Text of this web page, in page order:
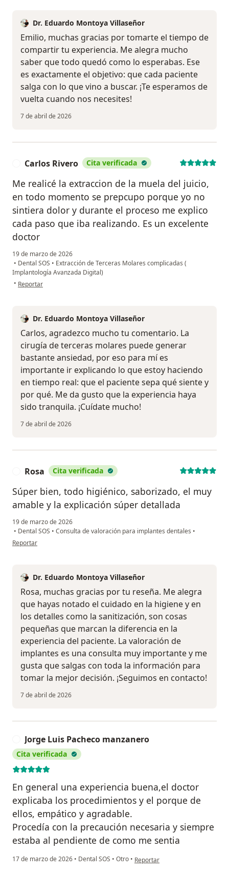
Dr. Eduardo Montoya Villaseñor
Emilio, muchas gracias por tomarte el tiempo de
compartir tu experiencia. Me alegra mucho
saber que todo quedó como lo esperabas. Ese
es exactamente el objetivo: que cada paciente
salga con lo que vino a buscar. ¡Te esperamos de
vuelta cuando nos necesites!
7 de abril de 2026
Carlos Rivero Cita verificada
Me realicé la extraccion de la muela del juicio,
en todo momento se prepcupo porque yo no
sintiera dolor y durante el proceso me explico
cada paso que iba realizando. Es un excelente
doctor
19 de marzo de 2026
• Dental SOS • Extracción de Terceras Molares complicadas (
Implantología Avanzada Digital)
• en opinión del usuario Carlos Rivero
Reportar
Dr. Eduardo Montoya Villaseñor
Carlos, agradezco mucho tu comentario. La
cirugía de terceras molares puede generar
bastante ansiedad, por eso para mí es
importante ir explicando lo que estoy haciendo
en tiempo real: que el paciente sepa qué siente y
por qué. Me da gusto que la experiencia haya
sido tranquila. ¡Cuídate mucho!
7 de abril de 2026
Rosa Cita verificada
Súper bien, todo higiénico, saborizado, el muy
amable y la explicación súper detallada
19 de marzo de 2026
• Dental SOS • Consulta de valoración para implantes dentales •
en opinión del usuario Rosa
Reportar
Dr. Eduardo Montoya Villaseñor
Rosa, muchas gracias por tu reseña. Me alegra
que hayas notado el cuidado en la higiene y en
los detalles como la sanitización, son cosas
pequeñas que marcan la diferencia en la
experiencia del paciente. La valoración de
implantes es una consulta muy importante y me
gusta que salgas con toda la información para
tomar la mejor decisión. ¡Seguimos en contacto!
7 de abril de 2026
Jorge Luis Pacheco manzanero
Cita verificada
En general una experiencia buena,el doctor
explicaba los procedimientos y el porque de
ellos, empático y agradable.
Procedía con la precaución necesaria y siempre
estaba al pendiente de como me sentia
17 de marzo de 2026 • Dental SOS • Otro • en opinión del usuario Jorge
Reportar